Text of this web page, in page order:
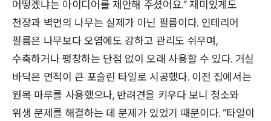
어떻겠냐는 아이디어를 제안해 주셨어요.” 재미있게도
천장과 벽면의 나무는 실제가 아닌 필름이다. 인테리어
필름은 나무보다 오염에도 강하고 관리도 쉬우며,
수축하거나 팽창하는 단점 없이 오래 사용할 수 있다. 거실
바닥은 면적이 큰 포슬린 타일로 시공했다. 이전 집에서는
원목 마루를 사용했으나, 반려견을 키우다 보니 청소와
위생 문제를 해결하는 데 문제가 있었기 때문이다. “타일이